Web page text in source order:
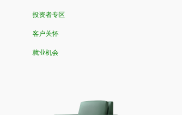
投资者专区
客户关怀
就业机会